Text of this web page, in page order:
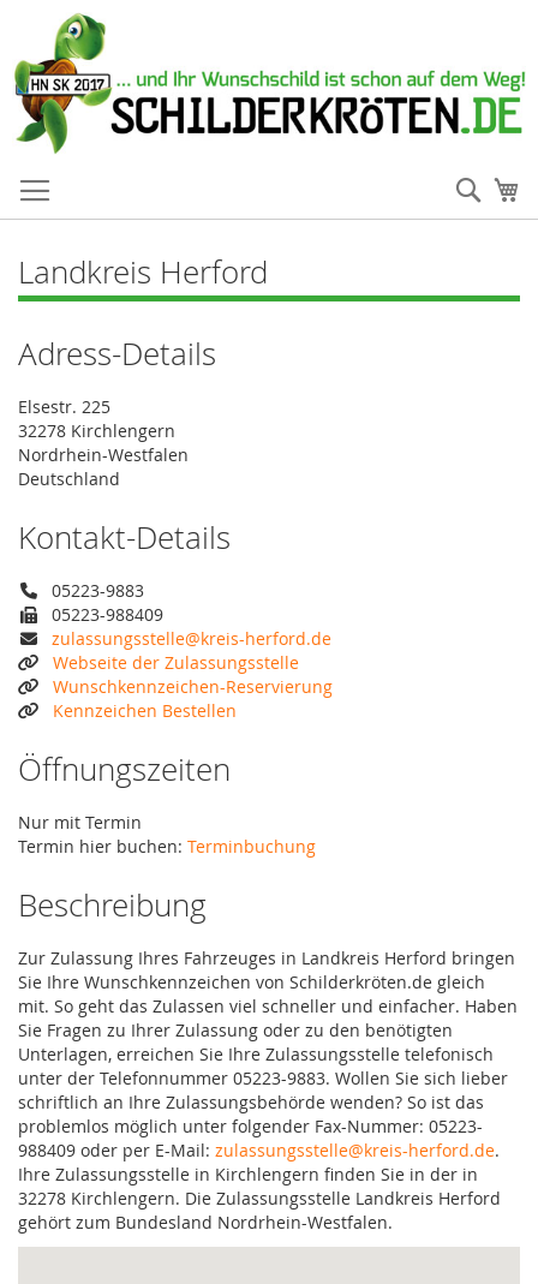
Landkreis Herford
Adress-Details
Elsestr. 225
32278 Kirchlengern
Nordrhein-Westfalen
Deutschland
Kontakt-Details
05223-9883
05223-988409
zulassungsstelle@kreis-herford.de
Webseite der Zulassungsstelle
Wunschkennzeichen-Reservierung
Kennzeichen Bestellen
Öffnungszeiten
Nur mit Termin
Termin hier buchen: Terminbuchung
Beschreibung
Zur Zulassung Ihres Fahrzeuges in Landkreis Herford bringen
Sie Ihre Wunschkennzeichen von Schilderkröten.de gleich
mit. So geht das Zulassen viel schneller und einfacher. Haben
Sie Fragen zu Ihrer Zulassung oder zu den benötigten
Unterlagen, erreichen Sie Ihre Zulassungsstelle telefonisch
unter der Telefonnummer 05223-9883. Wollen Sie sich lieber
schriftlich an Ihre Zulassungsbehörde wenden? So ist das
problemlos möglich unter folgender Fax-Nummer: 05223-
988409 oder per E-Mail: zulassungsstelle@kreis-herford.de.
Ihre Zulassungsstelle in Kirchlengern finden Sie in der in
32278 Kirchlengern. Die Zulassungsstelle Landkreis Herford
gehört zum Bundesland Nordrhein-Westfalen.